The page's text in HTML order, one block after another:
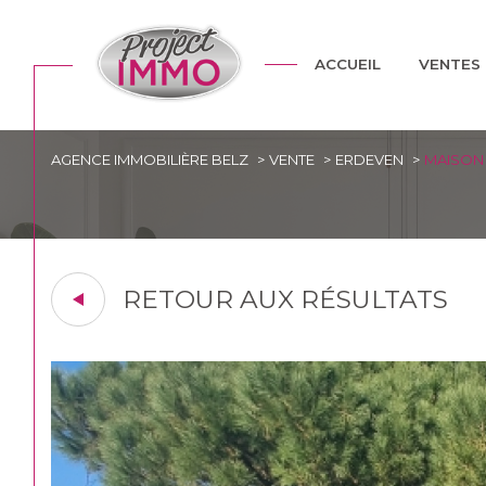
ACCUEIL VENTES
toutes nos annonces
AGENCE IMMOBILIÈRE BELZ VENTE ERDEVEN MAISON
RETOUR AUX RÉSULTATS